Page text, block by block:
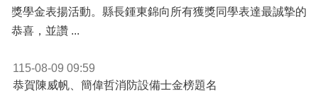
獎學金表揚活動。縣長鍾東錦向所有獲獎同學表達最誠摯的
恭喜，並讚 ...
115-08-09 09:59
恭賀陳威帆、簡偉哲消防設備士金榜題名